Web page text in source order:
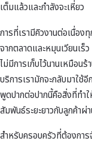
เต็มแล้วและกำลังจะเหี่ยว
การที่เรามีคิวงานต่อเนื่อง
จากตลาดและหมุนเวียนเร็
ไม่มีการเก็บไว้นานเหมือน
บริการเรามักจะกลับมาใช้
พูดปากต่อปากนี้คือสิ่งที่ทำใ
สัมพันธ์ระยะยาวกับลูกค้าผ่
สำหรับครอบครัวที่ต้องกา